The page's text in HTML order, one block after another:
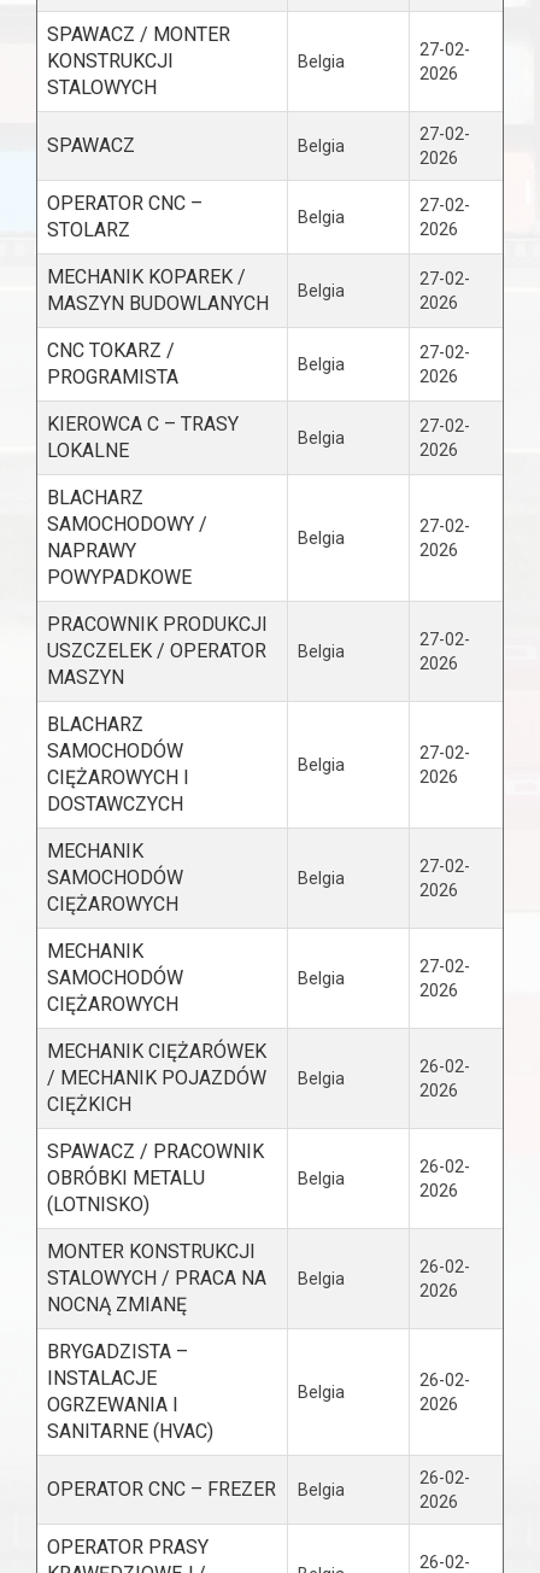
SPAWACZ / MONTER
KONSTRUKCJI
STALOWYCH
Belgia
27-02-
2026
SPAWACZ Belgia
27-02-
2026
OPERATOR CNC –
STOLARZ
Belgia
27-02-
2026
MECHANIK KOPAREK /
MASZYN BUDOWLANYCH
Belgia
27-02-
2026
CNC TOKARZ /
PROGRAMISTA
Belgia
27-02-
2026
KIEROWCA C – TRASY
LOKALNE
Belgia
27-02-
2026
BLACHARZ
SAMOCHODOWY /
NAPRAWY
POWYPADKOWE
Belgia
27-02-
2026
PRACOWNIK PRODUKCJI
USZCZELEK / OPERATOR
MASZYN
Belgia
27-02-
2026
BLACHARZ
SAMOCHODÓW
CIĘŻAROWYCH I
DOSTAWCZYCH
Belgia
27-02-
2026
MECHANIK
SAMOCHODÓW
CIĘŻAROWYCH
Belgia
27-02-
2026
MECHANIK
SAMOCHODÓW
CIĘŻAROWYCH
Belgia
27-02-
2026
MECHANIK CIĘŻARÓWEK
/ MECHANIK POJAZDÓW
CIĘŻKICH
Belgia
26-02-
2026
SPAWACZ / PRACOWNIK
OBRÓBKI METALU
(LOTNISKO)
Belgia
26-02-
2026
MONTER KONSTRUKCJI
STALOWYCH / PRACA NA
NOCNĄ ZMIANĘ
Belgia
26-02-
2026
BRYGADZISTA –
INSTALACJE
OGRZEWANIA I
SANITARNE (HVAC)
Belgia
26-02-
2026
OPERATOR CNC – FREZER Belgia
26-02-
2026
OPERATOR PRASY
26-02-